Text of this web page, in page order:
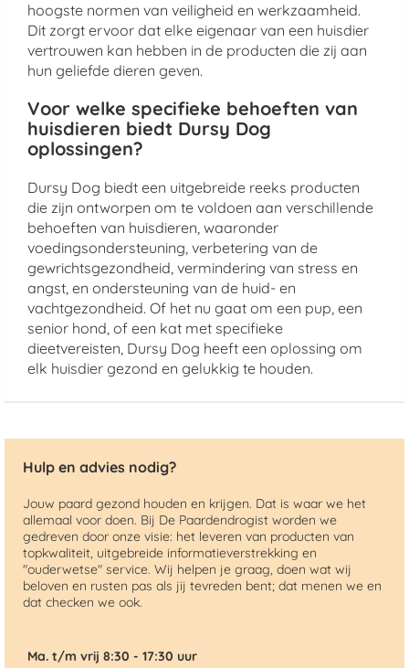
hoogste normen van veiligheid en werkzaamheid.
Dit zorgt ervoor dat elke eigenaar van een huisdier
vertrouwen kan hebben in de producten die zij aan
hun geliefde dieren geven.
Voor welke specifieke behoeften van
huisdieren biedt Dursy Dog
oplossingen?
Dursy Dog biedt een uitgebreide reeks producten
die zijn ontworpen om te voldoen aan verschillende
behoeften van huisdieren, waaronder
voedingsondersteuning, verbetering van de
gewrichtsgezondheid, vermindering van stress en
angst, en ondersteuning van de huid- en
vachtgezondheid. Of het nu gaat om een pup, een
senior hond, of een kat met specifieke
dieetvereisten, Dursy Dog heeft een oplossing om
elk huisdier gezond en gelukkig te houden.
Hulp en advies nodig?
Jouw paard gezond houden en krijgen. Dat is waar we het
allemaal voor doen. Bij De Paardendrogist worden we
gedreven door onze visie: het leveren van producten van
topkwaliteit, uitgebreide informatieverstrekking en
"ouderwetse" service. Wij helpen je graag, doen wat wij
beloven en rusten pas als jij tevreden bent; dat menen we en
dat checken we ook.
Ma. t/m vrij 8:30 - 17:30 uur